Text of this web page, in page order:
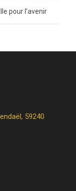
pour l’avenir
59240